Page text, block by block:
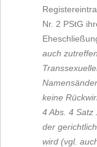
Nr. 2 PStG
auch
keine
4 Abs. 4 Satz
der
wird (vgl.